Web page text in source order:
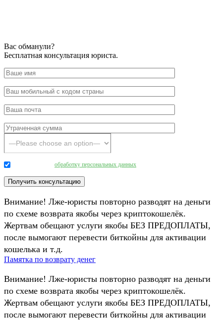
Вас обманули?
Бесплатная консультация юриста.
обработку персональных данных
Внимание! Лже-юристы повторно разводят на деньги
по схеме возврата якобы через криптокошелёк.
Жертвам обещают услуги якобы БЕЗ ПРЕДОПЛАТЫ,
после вымогают перевести биткойны для активации
кошелька и т.д.
Памятка по возврату денег
Внимание! Лже-юристы повторно разводят на деньги
по схеме возврата якобы через криптокошелёк.
Жертвам обещают услуги якобы БЕЗ ПРЕДОПЛАТЫ,
после вымогают перевести биткойны для активации